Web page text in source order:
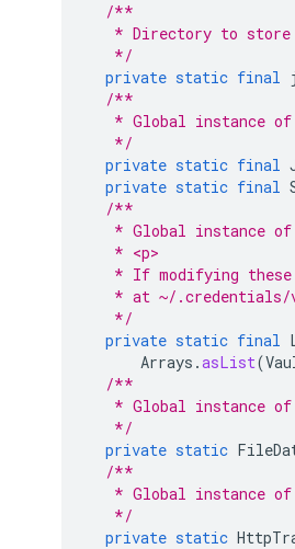
/**
* Directory to
   */
private static final
/**
* Global instance
   */
private static final
private static final
/**
* Global instance
   * <p>
* If modifying
* at ~/
   */
private static final
Arrays .asList(
/**
* Global instance
   */
private static
/**
* Global instance
   */
private static